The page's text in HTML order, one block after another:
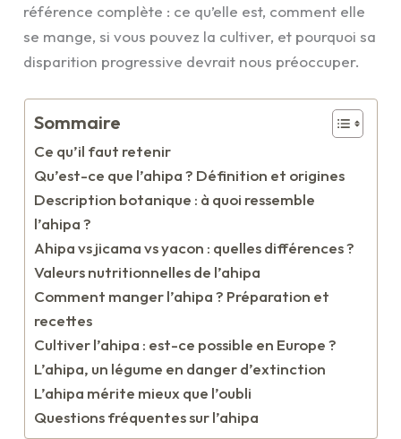
référence complète : ce qu’elle est, comment elle
se mange, si vous pouvez la cultiver, et pourquoi sa
disparition progressive devrait nous préoccuper.
Sommaire
Ce qu’il faut retenir
Qu’est-ce que l’ahipa ? Définition et origines
Description botanique : à quoi ressemble
l’ahipa ?
Ahipa vs jicama vs yacon : quelles différences ?
Valeurs nutritionnelles de l’ahipa
Comment manger l’ahipa ? Préparation et
recettes
Cultiver l’ahipa : est-ce possible en Europe ?
L’ahipa, un légume en danger d’extinction
L’ahipa mérite mieux que l’oubli
Questions fréquentes sur l’ahipa